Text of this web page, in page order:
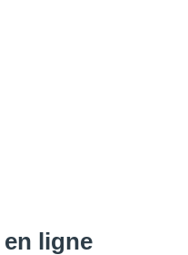
ligne